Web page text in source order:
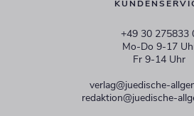
+49 30 275833
Mo-Do 9-17
Fr 9-14 Uhr
verlag@juedische-
redaktion@juedische-